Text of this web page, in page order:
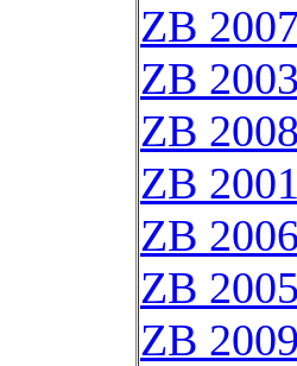
ZB
ZB
ZB
ZB
ZB
ZB
ZB